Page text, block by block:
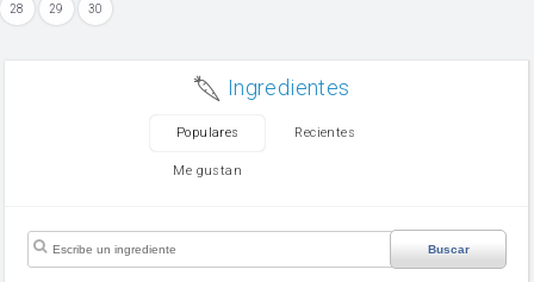
28 29 30
Ingredientes
Populares Recientes
Me gustan
Buscar